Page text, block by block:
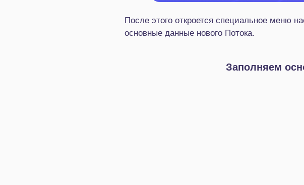
После этого откроется специальное меню
основные данные нового Потока.
Заполняем